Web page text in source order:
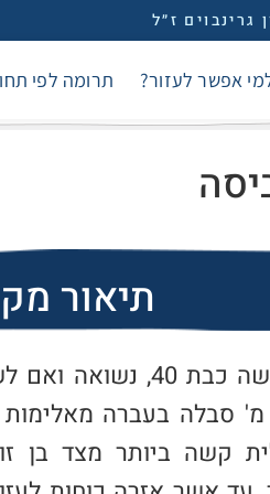
ז״ל
אפשר לעזור? תרומה לפי
תיאור